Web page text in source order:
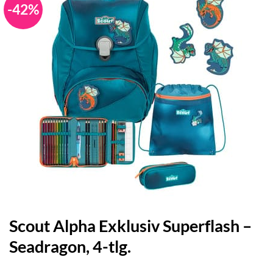
-42%
Scout Alpha Exklusiv Superflash –
Seadragon, 4-tlg.